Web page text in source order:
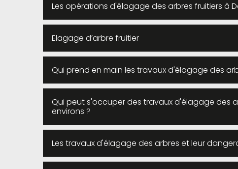
Les opérations d'élagage des arbres fruitiers à
Elagage d’arbre fruitier
Qui prend en main les travaux d'élagage des
Qui peut s'occuper des travaux d'élagage des
environs ?
Les travaux d'élagage des arbres et leur